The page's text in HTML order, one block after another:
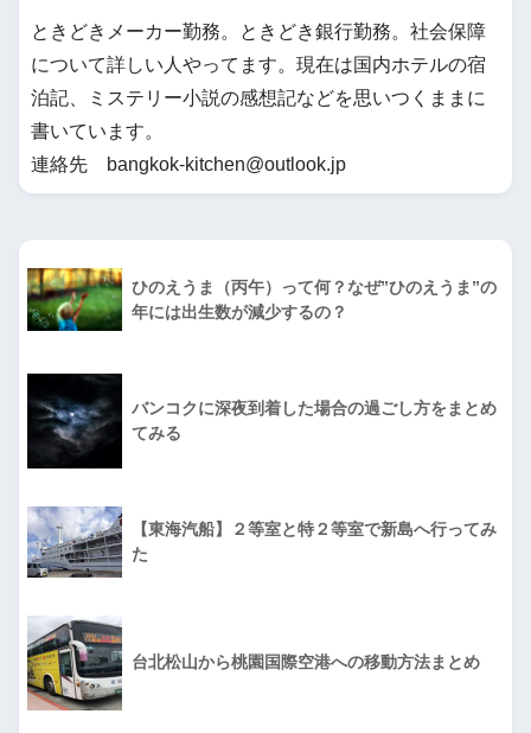
ときどきメーカー勤務。ときどき銀行勤務。社会保障
について詳しい人やってます。現在は国内ホテルの宿
泊記、ミステリー小説の感想記などを思いつくままに
書いています。
連絡先 bangkok-kitchen@outlook.jp
ひのえうま（丙午）って何？なぜ”ひのえうま”の
年には出生数が減少するの？
バンコクに深夜到着した場合の過ごし方をまとめ
てみる
【東海汽船】２等室と特２等室で新島へ行ってみ
た
台北松山から桃園国際空港への移動方法まとめ